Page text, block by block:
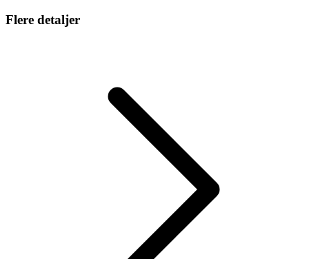
Flere detaljer